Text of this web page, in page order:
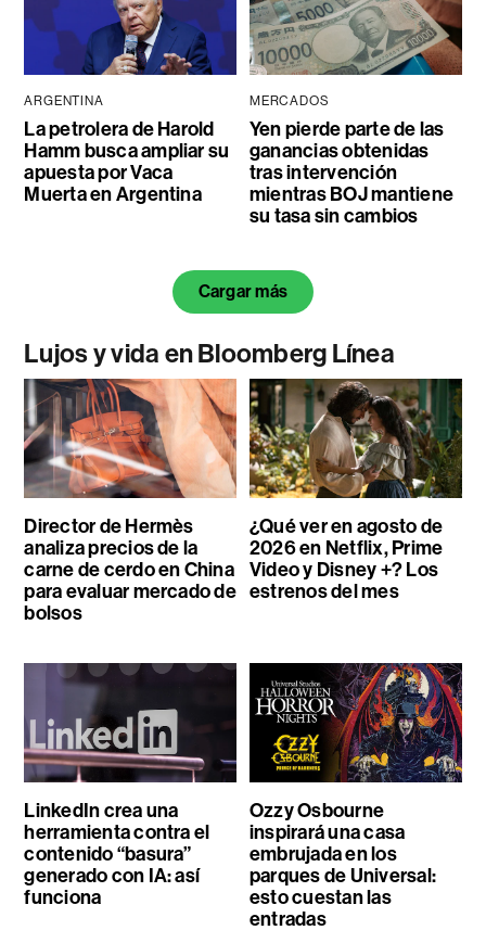
ARGENTINA
La petrolera de Harold
Hamm busca ampliar su
apuesta por Vaca
Muerta en Argentina
MERCADOS
Yen pierde parte de las
ganancias obtenidas
tras intervención
mientras BOJ mantiene
su tasa sin cambios
Cargar más
Lujos y vida en Bloomberg Línea
Director de Hermès
analiza precios de la
carne de cerdo en China
para evaluar mercado de
bolsos
¿Qué ver en agosto de
2026 en Netflix, Prime
Video y Disney +? Los
estrenos del mes
LinkedIn crea una
herramienta contra el
contenido “basura”
generado con IA: así
funciona
Ozzy Osbourne
inspirará una casa
embrujada en los
parques de Universal:
esto cuestan las
entradas